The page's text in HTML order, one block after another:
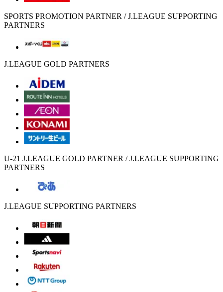
SPORTS PROMOTION PARTNER / J.LEAGUE SUPPORTING
PARTNERS
J.LEAGUE GOLD PARTNERS
U-21 J.LEAGUE GOLD PARTNER / J.LEAGUE SUPPORTING
PARTNERS
J.LEAGUE SUPPORTING PARTNERS